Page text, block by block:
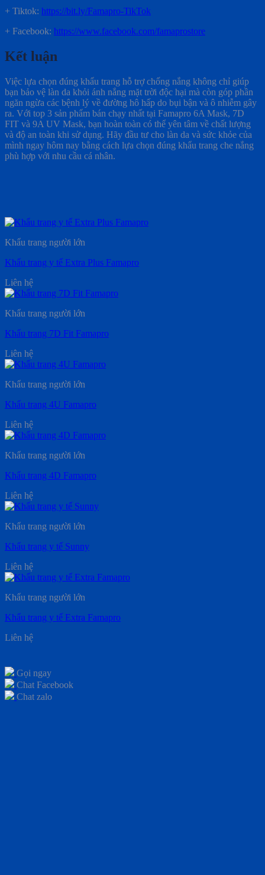
+ Tiktok: https://bit.ly/Famapro-TikTok
+ Facebook: https://www.facebook.com/famaprostore
Kết luận
Việc lựa chọn đúng khẩu trang hỗ trợ chống nắng không chỉ giúp
bạn bảo vệ làn da khỏi ánh nắng mặt trời độc hại mà còn góp phần
ngăn ngừa các bệnh lý về đường hô hấp do bụi bận và ô nhiễm gây
ra. Với top 3 sản phẩm bán chạy nhất tại Famapro 6A Mask, 7D
FIT và 9A UV Mask, bạn hoàn toàn có thể yên tâm về chất lượng
và độ an toàn khi sử dụng. Hãy đầu tư cho làn da và sức khỏe của
mình ngay hôm nay bằng cách lựa chọn đúng khẩu trang che nắng
phù hợp với nhu cầu cá nhân.
Khẩu trang người lớn
Khẩu trang y tế Extra Plus Famapro
Liên hệ
Khẩu trang người lớn
Khẩu trang 7D Fit Famapro
Liên hệ
Khẩu trang người lớn
Khẩu trang 4U Famapro
Liên hệ
Khẩu trang người lớn
Khẩu trang 4D Famapro
Liên hệ
Khẩu trang người lớn
Khẩu trang y tế Sunny
Liên hệ
Khẩu trang người lớn
Khẩu trang y tế Extra Famapro
Liên hệ
Gọi ngay
Chat Facebook
Chat zalo